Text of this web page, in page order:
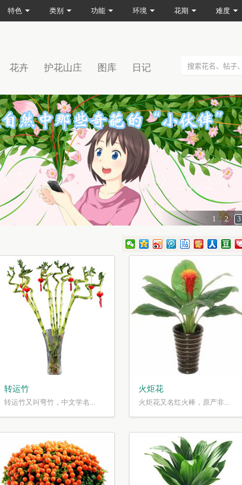
花卉 护花山庄 图库 日记
1 2 3
转运竹
转运竹又叫弯竹，中文学名...
火炬花
火炬花又名红火棒，原产非...
特色 类别 功能 环境 花期 难度